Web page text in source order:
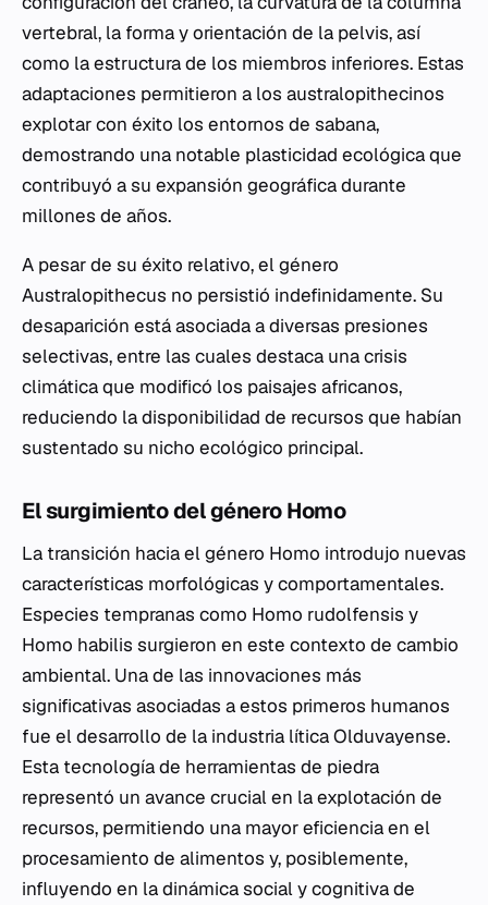
vertebral, la forma y orientación de la pelvis, así
como la estructura de los miembros inferiores. Estas
adaptaciones permitieron a los australopithecinos
explotar con éxito los entornos de sabana,
demostrando una notable plasticidad ecológica que
contribuyó a su expansión geográfica durante
millones de años.
A pesar de su éxito relativo, el género
Australopithecus no persistió indefinidamente. Su
desaparición está asociada a diversas presiones
selectivas, entre las cuales destaca una crisis
climática que modificó los paisajes africanos,
reduciendo la disponibilidad de recursos que habían
sustentado su nicho ecológico principal.
El surgimiento del géneroHomo
La transición hacia el género Homo introdujo nuevas
características morfológicas y comportamentales.
Especies tempranas como Homo rudolfensis y
Homo habilis surgieron en este contexto de cambio
ambiental. Una de las innovaciones más
significativas asociadas a estos primeros humanos
fue el desarrollo de la industria lítica Olduvayense.
Esta tecnología de herramientas de piedra
representó un avance crucial en la explotación de
recursos, permitiendo una mayor eficiencia en el
procesamiento de alimentos y, posiblemente,
influyendo en la dinámica social y cognitiva de